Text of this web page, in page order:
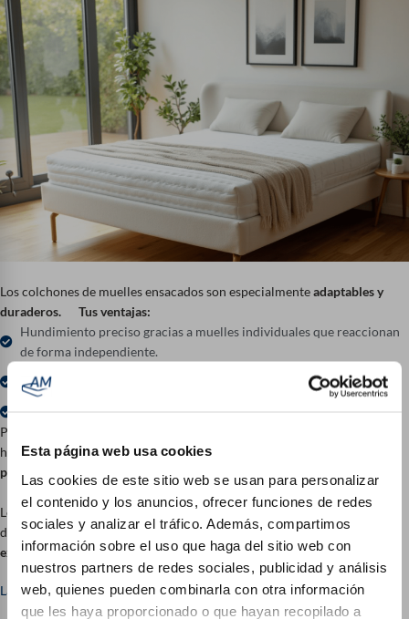
Esta página web usa cookies
Las cookies de este sitio web se usan para personalizar
el contenido y los anuncios, ofrecer funciones de redes
sociales y analizar el tráfico. Además, compartimos
información sobre el uso que haga del sitio web con
nuestros partners de redes sociales, publicidad y análisis
web, quienes pueden combinarla con otra información
que les haya proporcionado o que hayan recopilado a
Los colchones de muelles ensacados son especialmenteadaptables y
duraderos.
Tus ventajas:
Hundimiento preciso gracias a muelles individuales que reaccionan
de forma independiente.
Mejor circulación del aire que los colchones de espuma fría: ideal
para las noches calurosas.
Para que por fin encuentres el colchón que realmente se adapta a ti,
hemoscomparadolostres colchones de muelles ensacados más
populares de AM Qualitätsmatratzen.
Los tres modelos ofrecen un gran confort, un alivio real y una sensación
de descanso notablemente mejor, pero¿cuál de ellos satisface
exactamente las necesidades nocturnas de TU cuerpo?
La gran comparativa de colchones AM de julio de 2026